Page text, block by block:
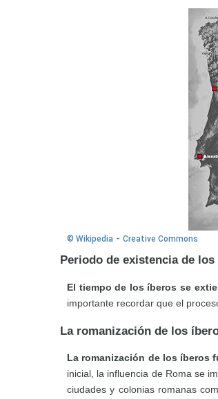
© Wikipedia - Creative Commons
Periodo de existencia de
El tiempo de los íberos se
importante recordar que el
La romanización de los
La romanización de los íberos
inicial, la influencia de Roma se
ciudades y colonias romanas